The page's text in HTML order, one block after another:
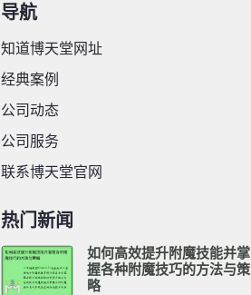
导航
知道博天堂网址
经典案例
公司动态
公司服务
联系博天堂官网
热门新闻
如何高效提升附魔技能并掌
握各种附魔技巧的方法与策
略